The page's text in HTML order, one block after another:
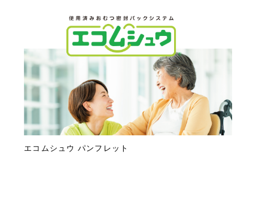
エコムシュウ パンフレット